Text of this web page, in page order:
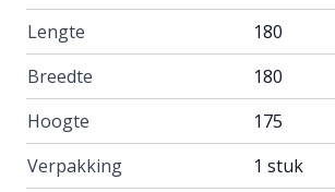
Lengte
180
Breedte
180
Hoogte
175
Verpakking
1 stuk